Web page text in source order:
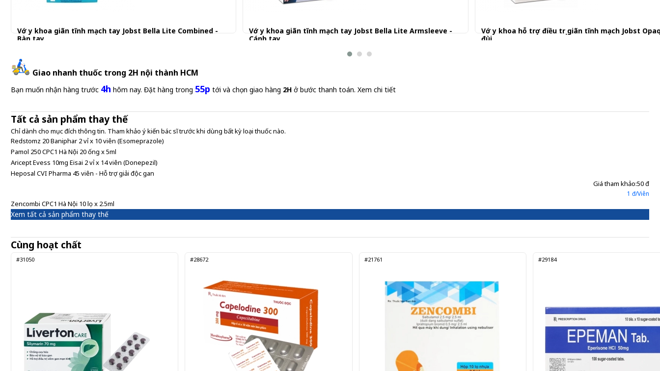
Vớ y khoa giãn tĩnh mạch tay Jobst Bella Lite Combined -
Bàn tay
Vớ y khoa giãn tĩnh mạch tay Jobst Bella Lite Armsleeve -
Cánh tay
Vớ y khoa hỗ trợ điều trị giãn tĩnh mạch Jobst
đùi
Giao nhanh thuốc trong 2H nội thành HCM
Bạn muốn nhận hàng trước 4h hôm nay. Đặt hàng trong 55p tới và chọn giao hàng 2H ở bước thanh toán. Xem chi tiết
Tất cả sản phẩm thay thế
Chỉ dành cho mục đích thông tin. Tham khảo ý kiến bác sĩ trước khi dùng bất kỳ loại thuốc nào.
Redstomz 20 Baniphar 2 vỉ x 10 viên (Esomeprazole)
Pamol 250 CPC1 Hà Nội 20 ống x 5ml
Aricept Evess 10mg Eisai 2 vỉ x 14 viên (Donepezil)
Heposal CVI Pharma 45 viên - Hỗ trợ giải độc gan
Giá tham khảo:50 đ
1 đ/Viên
Zencombi CPC1 Hà Nội 10 lọ x 2.5ml
Xem tất cả sản phẩm thay thế
Cùng hoạt chất
#31050 #28672 #21761 #29184